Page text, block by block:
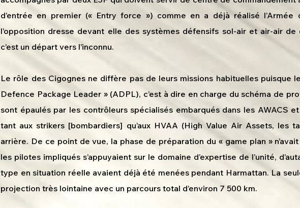
d’entrée en premier (« Entry force ») comme en a déjà réalisé l’Armée
l’opposition dresse devant elle des systèmes défensifs sol-air et air-air
c’est un départ vers l’inconnu.
Le rôle des Cigognes ne diffère pas de leurs missions habituelles puisque
Defence Package Leader » (ADPL), c’est à dire en charge du schéma de
sont épaulés par les contrôleurs spécialisés embarqués dans les AWACS
tant aux strikers [bombardiers] qu’aux HVAA (High Value Air Assets, les
arrière. De ce point de vue, la phase de préparation du « game plan »
les pilotes impliqués s’appuyaient sur le domaine d’expertise de l’unité,
type en situation réelle avaient déjà été menées pendant Harmattan. La
projection très lointaine avec un parcours total d’environ 7 500 km.